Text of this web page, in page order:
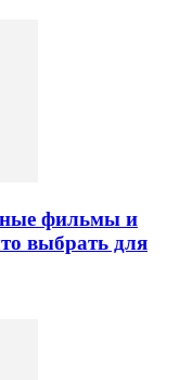
фильмы и
выбрать для